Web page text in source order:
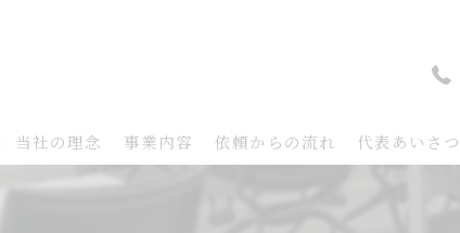
当社の理念 事業内容 依頼からの流れ 代表あいさつ